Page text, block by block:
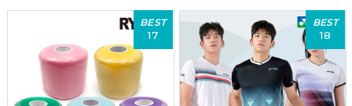
BEST
17
BEST
18